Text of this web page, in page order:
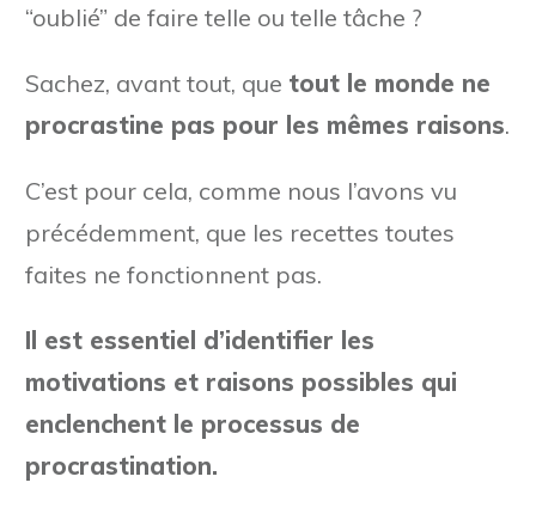
“oublié” de faire telle ou telle tâche ?
Sachez, avant tout, que tout le monde ne
procrastine pas pour les mêmes raisons.
C’est pour cela, comme nous l’avons vu
précédemment, que les recettes toutes
faites ne fonctionnent pas.
Il est essentiel d’identifier les
motivations et raisons possibles qui
enclenchent le processus de
procrastination.